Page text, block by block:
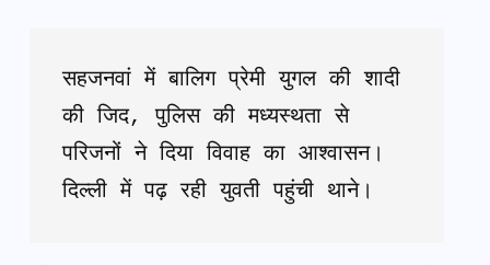
सहजनवां में बालिग प्रेमी युगल की शादी
की जिद, पुलिस की मध्यस्थता से
परिजनों ने दिया विवाह का आश्वासन।
दिल्ली में पढ़ रही युवती पहुंची थाने।